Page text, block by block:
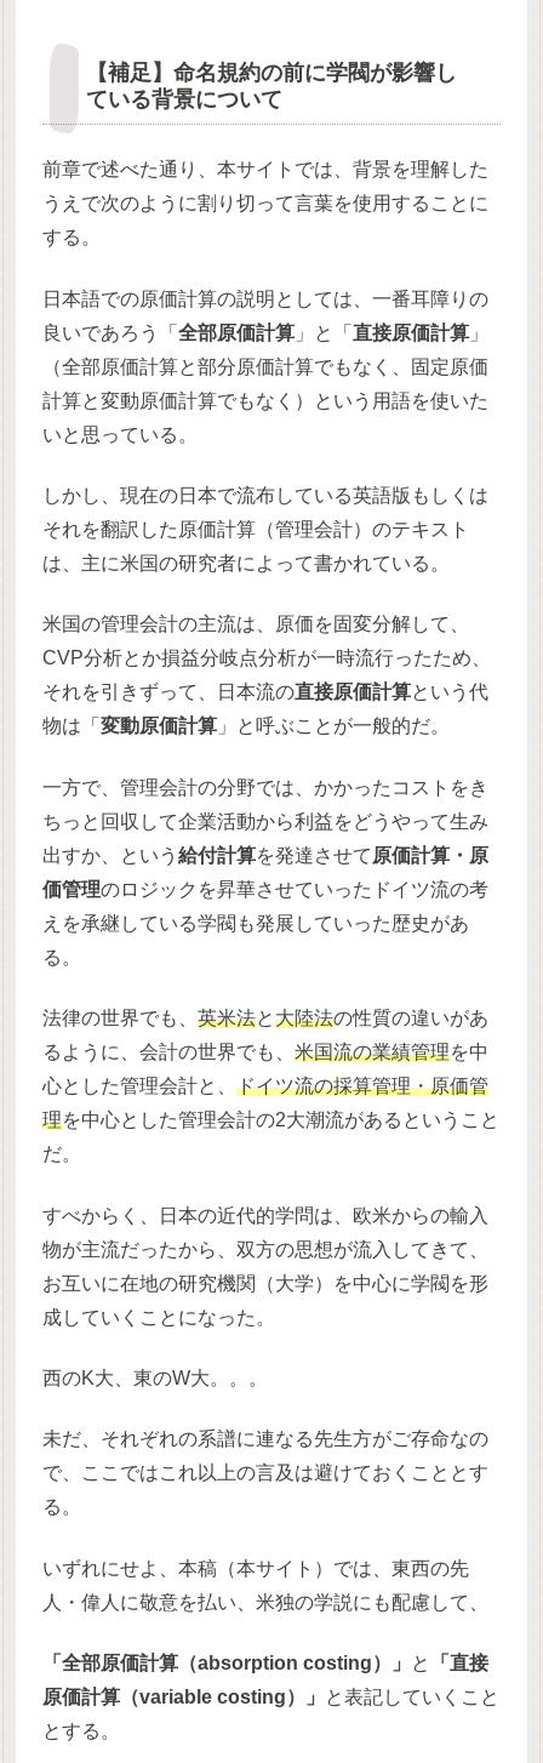
【補足】命名規約の前に学閥が影響し
ている背景について
前章で述べた通り、本サイトでは、背景を理解した
うえで次のように割り切って言葉を使用することに
する。
日本語での原価計算の説明としては、一番耳障りの
良いであろう「全部原価計算 」と「直接原価計算 」
（全部原価計算と部分原価計算でもなく、固定原価
計算と変動原価計算でもなく）という用語を使いた
いと思っている。
しかし、現在の日本で流布している英語版もしくは
それを翻訳した原価計算（管理会計）のテキスト
は、主に米国の研究者によって書かれている。
米国の管理会計の主流は、原価を固変分解して、
CVP分析とか損益分岐点分析が一時流行ったため、
それを引きずって、日本流の直接原価計算という代
物は「変動原価計算 」と呼ぶことが一般的だ。
一方で、管理会計の分野では、かかったコストをき
ちっと回収して企業活動から利益をどうやって生み
出すか、という給付計算を発達させて 原価計算・原
価管理のロジックを昇華させていったドイツ流の考
えを承継している学閥も発展していった歴史があ
る。
法律の世界でも、英米法と大陸法の性質の違いがあ
るように、会計の世界でも、米国流の業績管理を中
心とした管理会計と、ドイツ流の採算管理・原価管
理を中心とした管理会計の2大潮流があるということ
だ。
すべからく、日本の近代的学問は、欧米からの輸入
物が主流だったから、双方の思想が流入してきて、
お互いに在地の研究機関（大学）を中心に学閥を形
成していくことになった。
西のK大、東のW大。。。
未だ、それぞれの系譜に連なる先生方がご存命なの
で、ここではこれ以上の言及は避けておくこととす
る。
いずれにせよ、本稿（本サイト）では、東西の先
人・偉人に敬意を払い、米独の学説にも配慮して、
「全部原価計算（absorption costing）」 と
「直接
原価計算（variable costing）」
と表記していくこと
とする。